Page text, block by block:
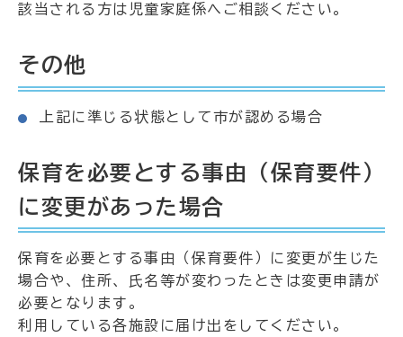
該当される方は児童家庭係へご相談ください。
その他
上記に準じる状態として市が認める場合
保育を必要とする事由（保育要件）
に変更があった場合
保育を必要とする事由（保育要件）に変更が生じた
場合や、住所、氏名等が変わったときは変更申請が
必要となります。
利用している各施設に届け出をしてください。